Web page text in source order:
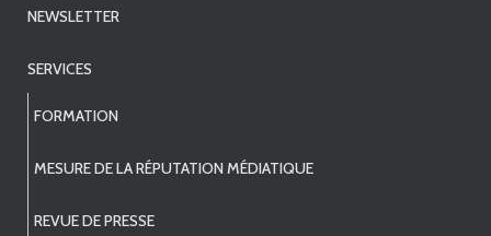
NEWSLETTER
SERVICES
FORMATION
MESURE DE LA RÉPUTATION MÉDIATIQUE
REVUE DE PRESSE